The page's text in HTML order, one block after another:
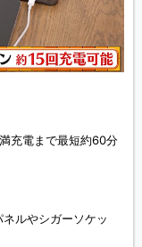
充電まで最短約60分
ルやシガーソケッ